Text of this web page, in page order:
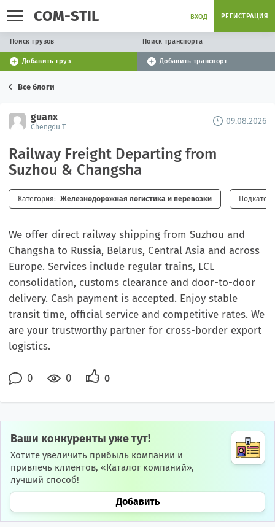
COM-STIL ВХОД РЕГИСТРАЦИЯ
Поиск грузов Поиск транспорта
Добавить груз Добавить транспорт
Все блоги
guanx
Chengdu T
09.08.2026
Railway Freight Departing from
Suzhou & Changsha
Категория: Железнодорожная логистика и перевозки
We offer direct railway shipping from Suzhou and
Changsha to Russia, Belarus, Central Asia and across
Europe. Services include regular trains, LCL
consolidation, customs clearance and door-to-door
delivery. Cash payment is accepted. Enjoy stable
transit time, official service and competitive rates. We
are your trustworthy partner for cross-border export
logistics.
0 0 0
Ваши конкуренты уже тут!
Хотите увеличить прибыль компании и
привлечь клиентов, «Каталог компаний»,
лучший способ!
Добавить